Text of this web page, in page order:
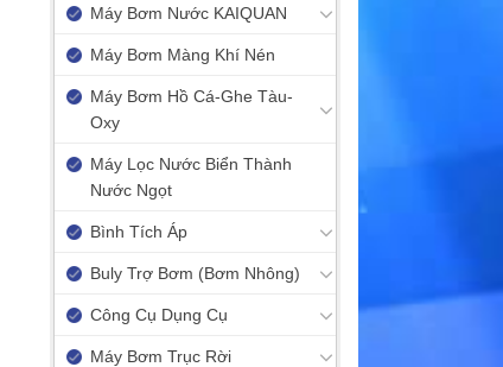
Máy Bơm Nước KAIQUAN
Máy Bơm Màng Khí Nén
Máy Bơm Hồ Cá-Ghe Tàu-
Oxy
Máy Lọc Nước Biển Thành
Nước Ngọt
Bình Tích Áp
Buly Trợ Bơm (Bơm Nhông)
Công Cụ Dụng Cụ
Máy Bơm Trục Rời